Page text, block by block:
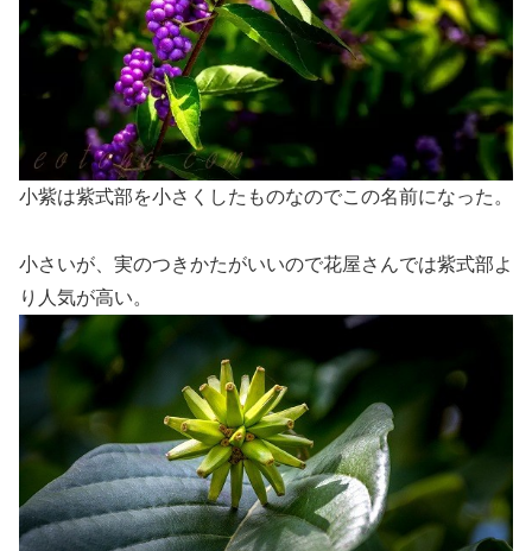
小紫は紫式部を小さくしたものなのでこの名前になった。
小さいが、実のつきかたがいいので花屋さんでは紫式部よ
り人気が高い。